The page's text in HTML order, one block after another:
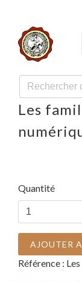
Les
Quantité
AJOUTER
Référence :